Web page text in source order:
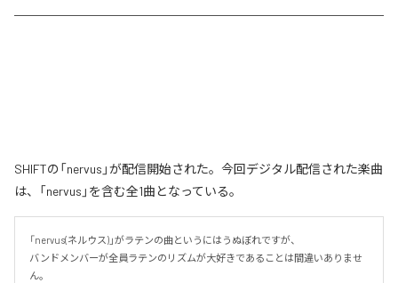
SHIFTの「nervus」が配信開始された。今回デジタル配信された楽曲
は、「nervus」を含む全1曲となっている。
「nervus(ネルウス)」がラテンの曲というにはうぬぼれですが、
バンドメンバーが全員ラテンのリズムが大好きであることは間違いありませ
ん。